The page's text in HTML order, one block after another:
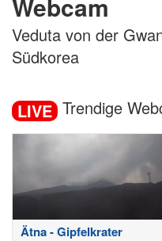
Veduta von der
Südkorea
LIVE Trendige
Ätna - Gipfelkrater